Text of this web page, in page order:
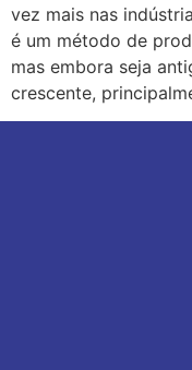
vez mais nas
é um método de
mas embora seja
crescente,